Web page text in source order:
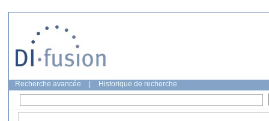
Recherche avancée Historique de recherche